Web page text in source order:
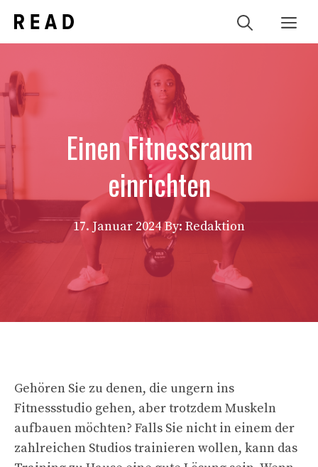
Inhalt
springen
Einen Fitnessraum
einrichten
17. Januar 2024 By: Redaktion
Gehören Sie zu denen, die ungern ins
Fitnessstudio gehen, aber trotzdem Muskeln
aufbauen möchten? Falls Sie nicht in einem der
zahlreichen Studios trainieren wollen, kann das